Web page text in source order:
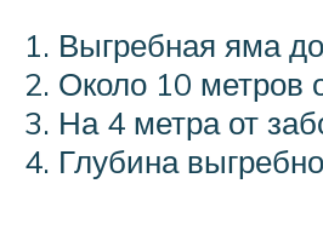
Выгребная яма
Около 10 метров
На 4 метра от
Глубина